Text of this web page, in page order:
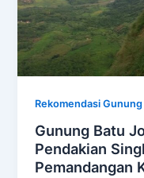
Rekomendasi Gunung
Gunung Batu
Pendakian
Pemandangan